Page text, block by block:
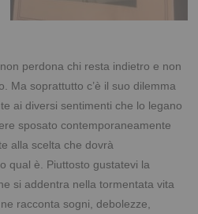
perdona chi resta indietro e non
Ma soprattutto c’è il suo dilemma
ai diversi sentimenti che lo legano
sposato contemporaneamente
alla scelta che dovrà
qual è. Piuttosto gustatevi la
si addentra nella tormentata vita
racconta sogni, debolezze,